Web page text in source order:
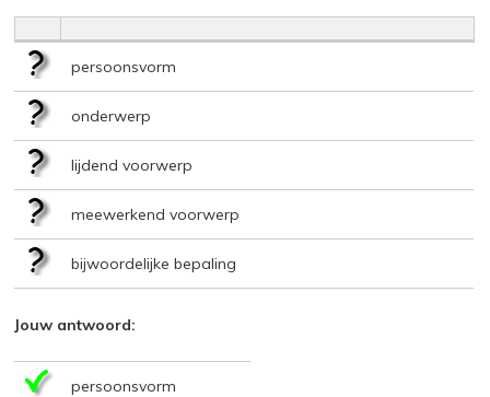
persoonsvorm
onderwerp
lijdend voorwerp
meewerkend voorwerp
bijwoordelijke bepaling
Jouw antwoord:
persoonsvorm